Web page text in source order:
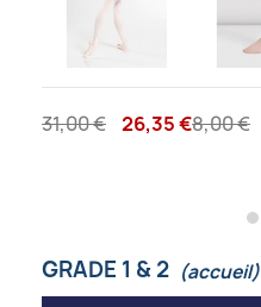
31,00 € 26,35 €8,00 €
GRADE 1 & 2 (accueil)